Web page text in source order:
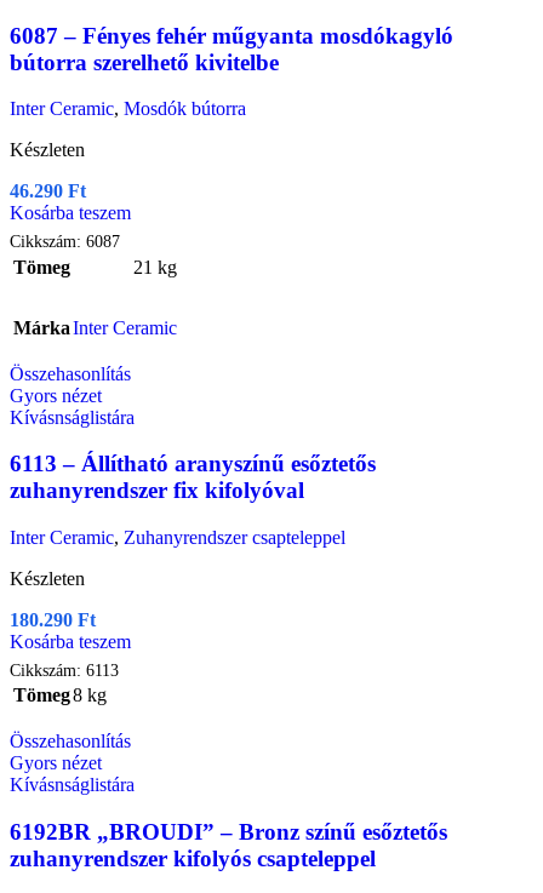
6087 – Fényes fehér műgyanta mosdókagyló
bútorra szerelhető kivitelbe
Inter Ceramic, Mosdók bútorra
Készleten
46.290 Ft
Kosárba teszem
Cikkszám: 6087
Tömeg 21 kg
MárkaInter Ceramic
Összehasonlítás
Gyors nézet
Kívásnságlistára
6113 – Állítható aranyszínű esőztetős
zuhanyrendszer fix kifolyóval
Inter Ceramic, Zuhanyrendszer csapteleppel
Készleten
180.290 Ft
Kosárba teszem
Cikkszám: 6113
Tömeg8 kg
Összehasonlítás
Gyors nézet
Kívásnságlistára
6192BR „BROUDI” – Bronz színű esőztetős
zuhanyrendszer kifolyós csapteleppel